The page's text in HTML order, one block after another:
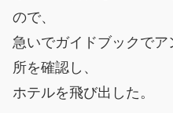
ので、
急いでガイドブックで
所を確認し、
ホテルを飛び出した。